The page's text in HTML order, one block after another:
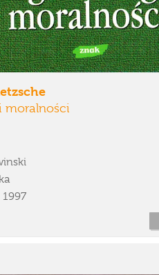
moralności